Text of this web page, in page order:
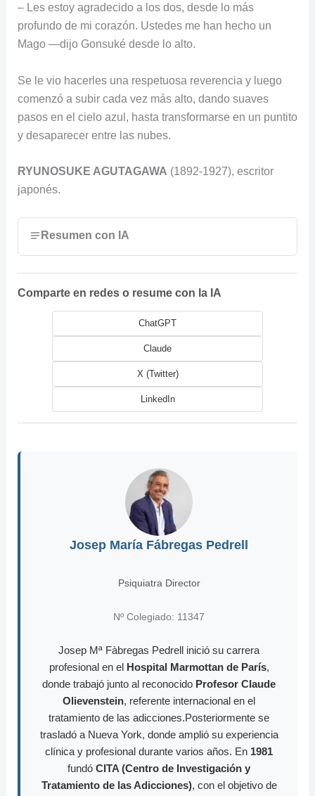
– Les estoy agradecido a los dos, desde lo más
profundo de mi corazón. Ustedes me han hecho un
Mago —dijo Gonsuké desde lo alto.
Se le vio hacerles una respetuosa reverencia y luego
comenzó a subir cada vez más alto, dando suaves
pasos en el cielo azul, hasta transformarse en un puntito
y desaparecer entre las nubes.
RYUNOSUKE AGUTAGAWA (1892-1927), escritor
japonés.
Resumen con IA
Comparte en redes o resume con la IA
ChatGPT
Claude
X (Twitter)
LinkedIn
Josep María Fábregas Pedrell
Psiquiatra Director
Nº Colegiado: 11347
Josep Mª Fàbregas Pedrell inició su carrera
profesional en el Hospital Marmottan de París,
donde trabajó junto al reconocido Profesor Claude
Olievenstein, referente internacional en el
tratamiento de las adicciones.Posteriormente se
trasladó a Nueva York, donde amplió su experiencia
clínica y profesional durante varios años. En 1981
fundó CITA (Centro de Investigación y
Tratamiento de las Adicciones), con el objetivo de